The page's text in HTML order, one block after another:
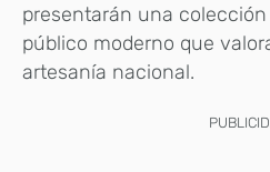
presentarán una
público moderno que
artesanía nacional.